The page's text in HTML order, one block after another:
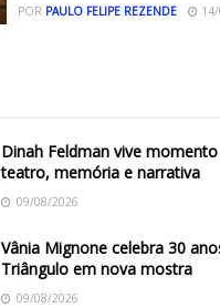
POR PAULO FELIPE REZENDE
Dinah Feldman vive
teatro, memória e narrativa
09/08/2026
Vânia Mignone celebra 30
Triângulo em nova mostra
09/08/2026